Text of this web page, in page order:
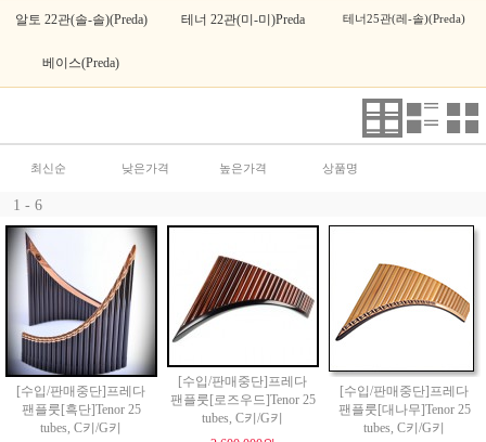
알토 22관(솔-솔)(Preda) 테너 22관(미-미)Preda 테너25관(레-솔)(Preda)
베이스(Preda)
최신순 낮은가격 높은가격 상품명
1 - 6
[수입/판매중단]프레다
팬플룻[흑단]Tenor 25
tubes, C키/G키
[수입/판매중단]프레다
팬플룻[로즈우드]Tenor 25
tubes, C키/G키
[수입/판매중단]프레다
팬플룻[대나무]Tenor 25
tubes, C키/G키